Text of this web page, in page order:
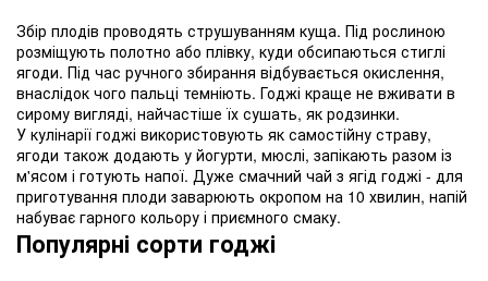
Збір плодів проводять струшуванням куща. Під рослиною
розміщують полотно або плівку, куди обсипаються стиглі
ягоди. Під час ручного збирання відбувається окислення,
внаслідок чого пальці темніють. Годжі краще не вживати в
сирому вигляді, найчастіше їх сушать, як родзинки.
У кулінарії годжі використовують як самостійну страву,
ягоди також додають у йогурти, мюслі, запікають разом із
м'ясом і готують напої. Дуже смачний чай з ягід годжі - для
приготування плоди заварюють окропом на 10 хвилин, напій
набуває гарного кольору і приємного смаку.
Популярні сорти годжі